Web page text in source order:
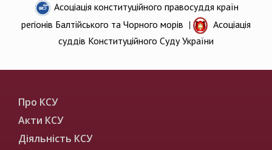
Асоціація конституційного правосуддя країн
регіонів Балтійського та Чорного морів |
Асоціація
суддів Конституційного Суду України
Про КСУ
Акти КСУ
Діяльність КСУ